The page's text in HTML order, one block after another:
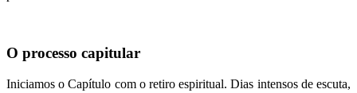
O processo capitular
Iniciamos o Capítulo com o retiro espiritual. Dias intensos de escuta,